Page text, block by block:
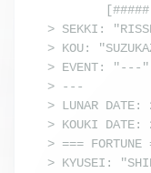
> SEKKI:
> KOU:
> EVENT: "---"
> ---
> LUNAR
> KOUKI
> ===
> KYUSEI: